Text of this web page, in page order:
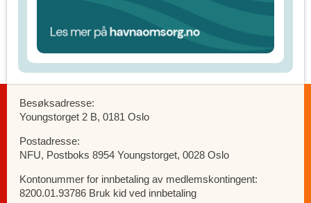
Besøksadresse:
Youngstorget 2 B, 0181 Oslo
Postadresse:
NFU, Postboks 8954 Youngstorget, 0028 Oslo
Kontonummer for innbetaling av medlemskontingent:
8200.01.93786 Bruk kid ved innbetaling